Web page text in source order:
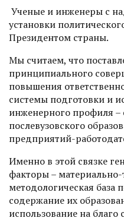
Ученые и инженеры с
установки
Президентом страны.
Мы считаем, что
принципиального
повышения
системы подготовки и
инженерного профиля
послевузовского
предприятий-
Именно в этой связке
факторы –
методологическая база
содержание их
использование на благо